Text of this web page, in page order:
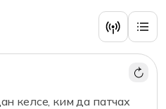
келсе, ким да патчах